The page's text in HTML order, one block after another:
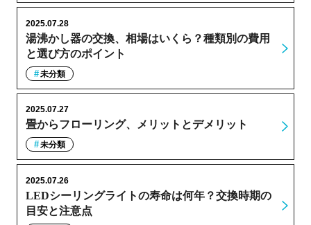
湯沸かし器の交換、相場はいくら？種類別の費用
と選び方のポイント
2025.07.28
未分類
畳からフローリング、メリットとデメリット
2025.07.27
未分類
LEDシーリングライトの寿命は何年？交換時期の
目安と注意点
2025.07.26